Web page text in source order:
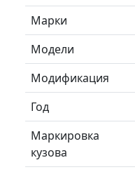
Марки
Модели
Модификация
Год
Маркировка
кузова